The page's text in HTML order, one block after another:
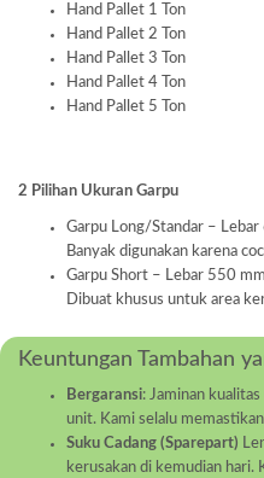
Hand Pallet 1 Ton
Hand Pallet 2 Ton
Hand Pallet 3 Ton
Hand Pallet 4 Ton
Hand Pallet 5 Ton
2 Pilihan Ukuran Garpu
Garpu Long/Standar –
Banyak digunakan karena
Garpu Short – Lebar 550 mm
Dibuat khusus untuk area
Keuntungan Tambahan
Bergaransi: Jaminan
unit. Kami selalu
Suku Cadang (Sparepart)
kerusakan di kemudian hari.